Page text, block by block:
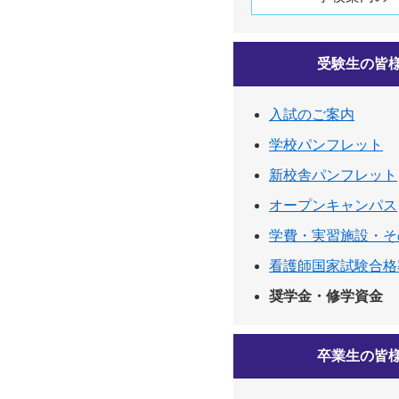
受験生の皆
入試のご案内
学校パンフレット
新校舎パンフレット
オープンキャンパス
学費・実習施設・
看護師国家試験合
奨学金・修学資金
卒業生の皆